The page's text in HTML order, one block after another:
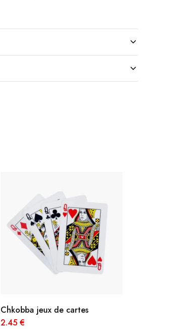
Chkobba jeux de cartes
2.45 €